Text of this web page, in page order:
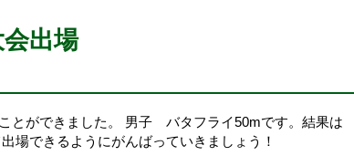
出場
とができました。 男子 バタフライ50mです。結果は
場できるようにがんばっていきましょう！